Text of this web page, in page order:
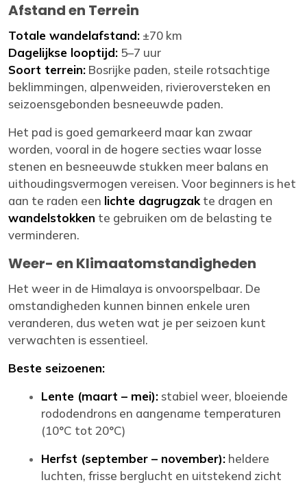
Afstand en Terrein
Totale wandelafstand: ±70 km
Dagelijkse looptijd: 5–7 uur
Soort terrein: Bosrijke paden, steile rotsachtige
beklimmingen, alpenweiden, rivieroversteken en
seizoensgebonden besneeuwde paden.
Het pad is goed gemarkeerd maar kan zwaar
worden, vooral in de hogere secties waar losse
stenen en besneeuwde stukken meer balans en
uithoudingsvermogen vereisen. Voor beginners is het
aan te raden een lichte dagrugzak te dragen en
wandelstokken te gebruiken om de belasting te
verminderen.
Weer- en Klimaatomstandigheden
Het weer in de Himalaya is onvoorspelbaar. De
omstandigheden kunnen binnen enkele uren
veranderen, dus weten wat je per seizoen kunt
verwachten is essentieel.
Beste seizoenen:
Lente (maart – mei): stabiel weer, bloeiende
rododendrons en aangename temperaturen
(10°C tot 20°C)
Herfst (september – november): heldere
luchten, frisse berglucht en uitstekend zicht